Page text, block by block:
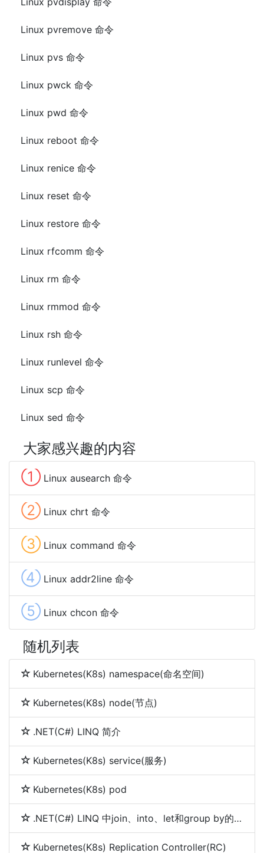
Linux pvremove 命令
Linux pvs 命令
Linux pwck 命令
Linux pwd 命令
Linux reboot 命令
Linux renice 命令
Linux reset 命令
Linux restore 命令
Linux rfcomm 命令
Linux rm 命令
Linux rmmod 命令
Linux rsh 命令
Linux runlevel 命令
Linux scp 命令
Linux sed 命令
大家感兴趣的内容
① Linux ausearch 命令
② Linux chrt 命令
③ Linux command 命令
④ Linux addr2line 命令
⑤ Linux chcon 命令
随机列表
Kubernetes(K8s) namespace(命名空间)
Kubernetes(K8s) node(节点)
.NET(C#) LINQ 简介
Kubernetes(K8s) service(服务)
Kubernetes(K8s) pod
.NET(C#) LINQ 中join、into、let和group by的使用
Kubernetes(K8s) Replication Controller(RC)